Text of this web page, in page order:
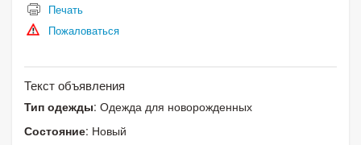
Печать
Пожаловаться
Текст объявления
Тип одежды: Одежда для новорожденных
Состояние: Новый